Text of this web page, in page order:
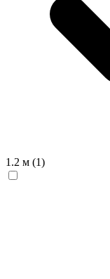
1.2 м (1)